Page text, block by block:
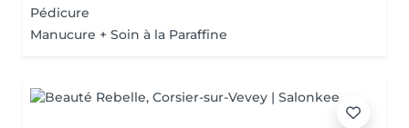
Pédicure
Manucure + Soin à la Paraffine